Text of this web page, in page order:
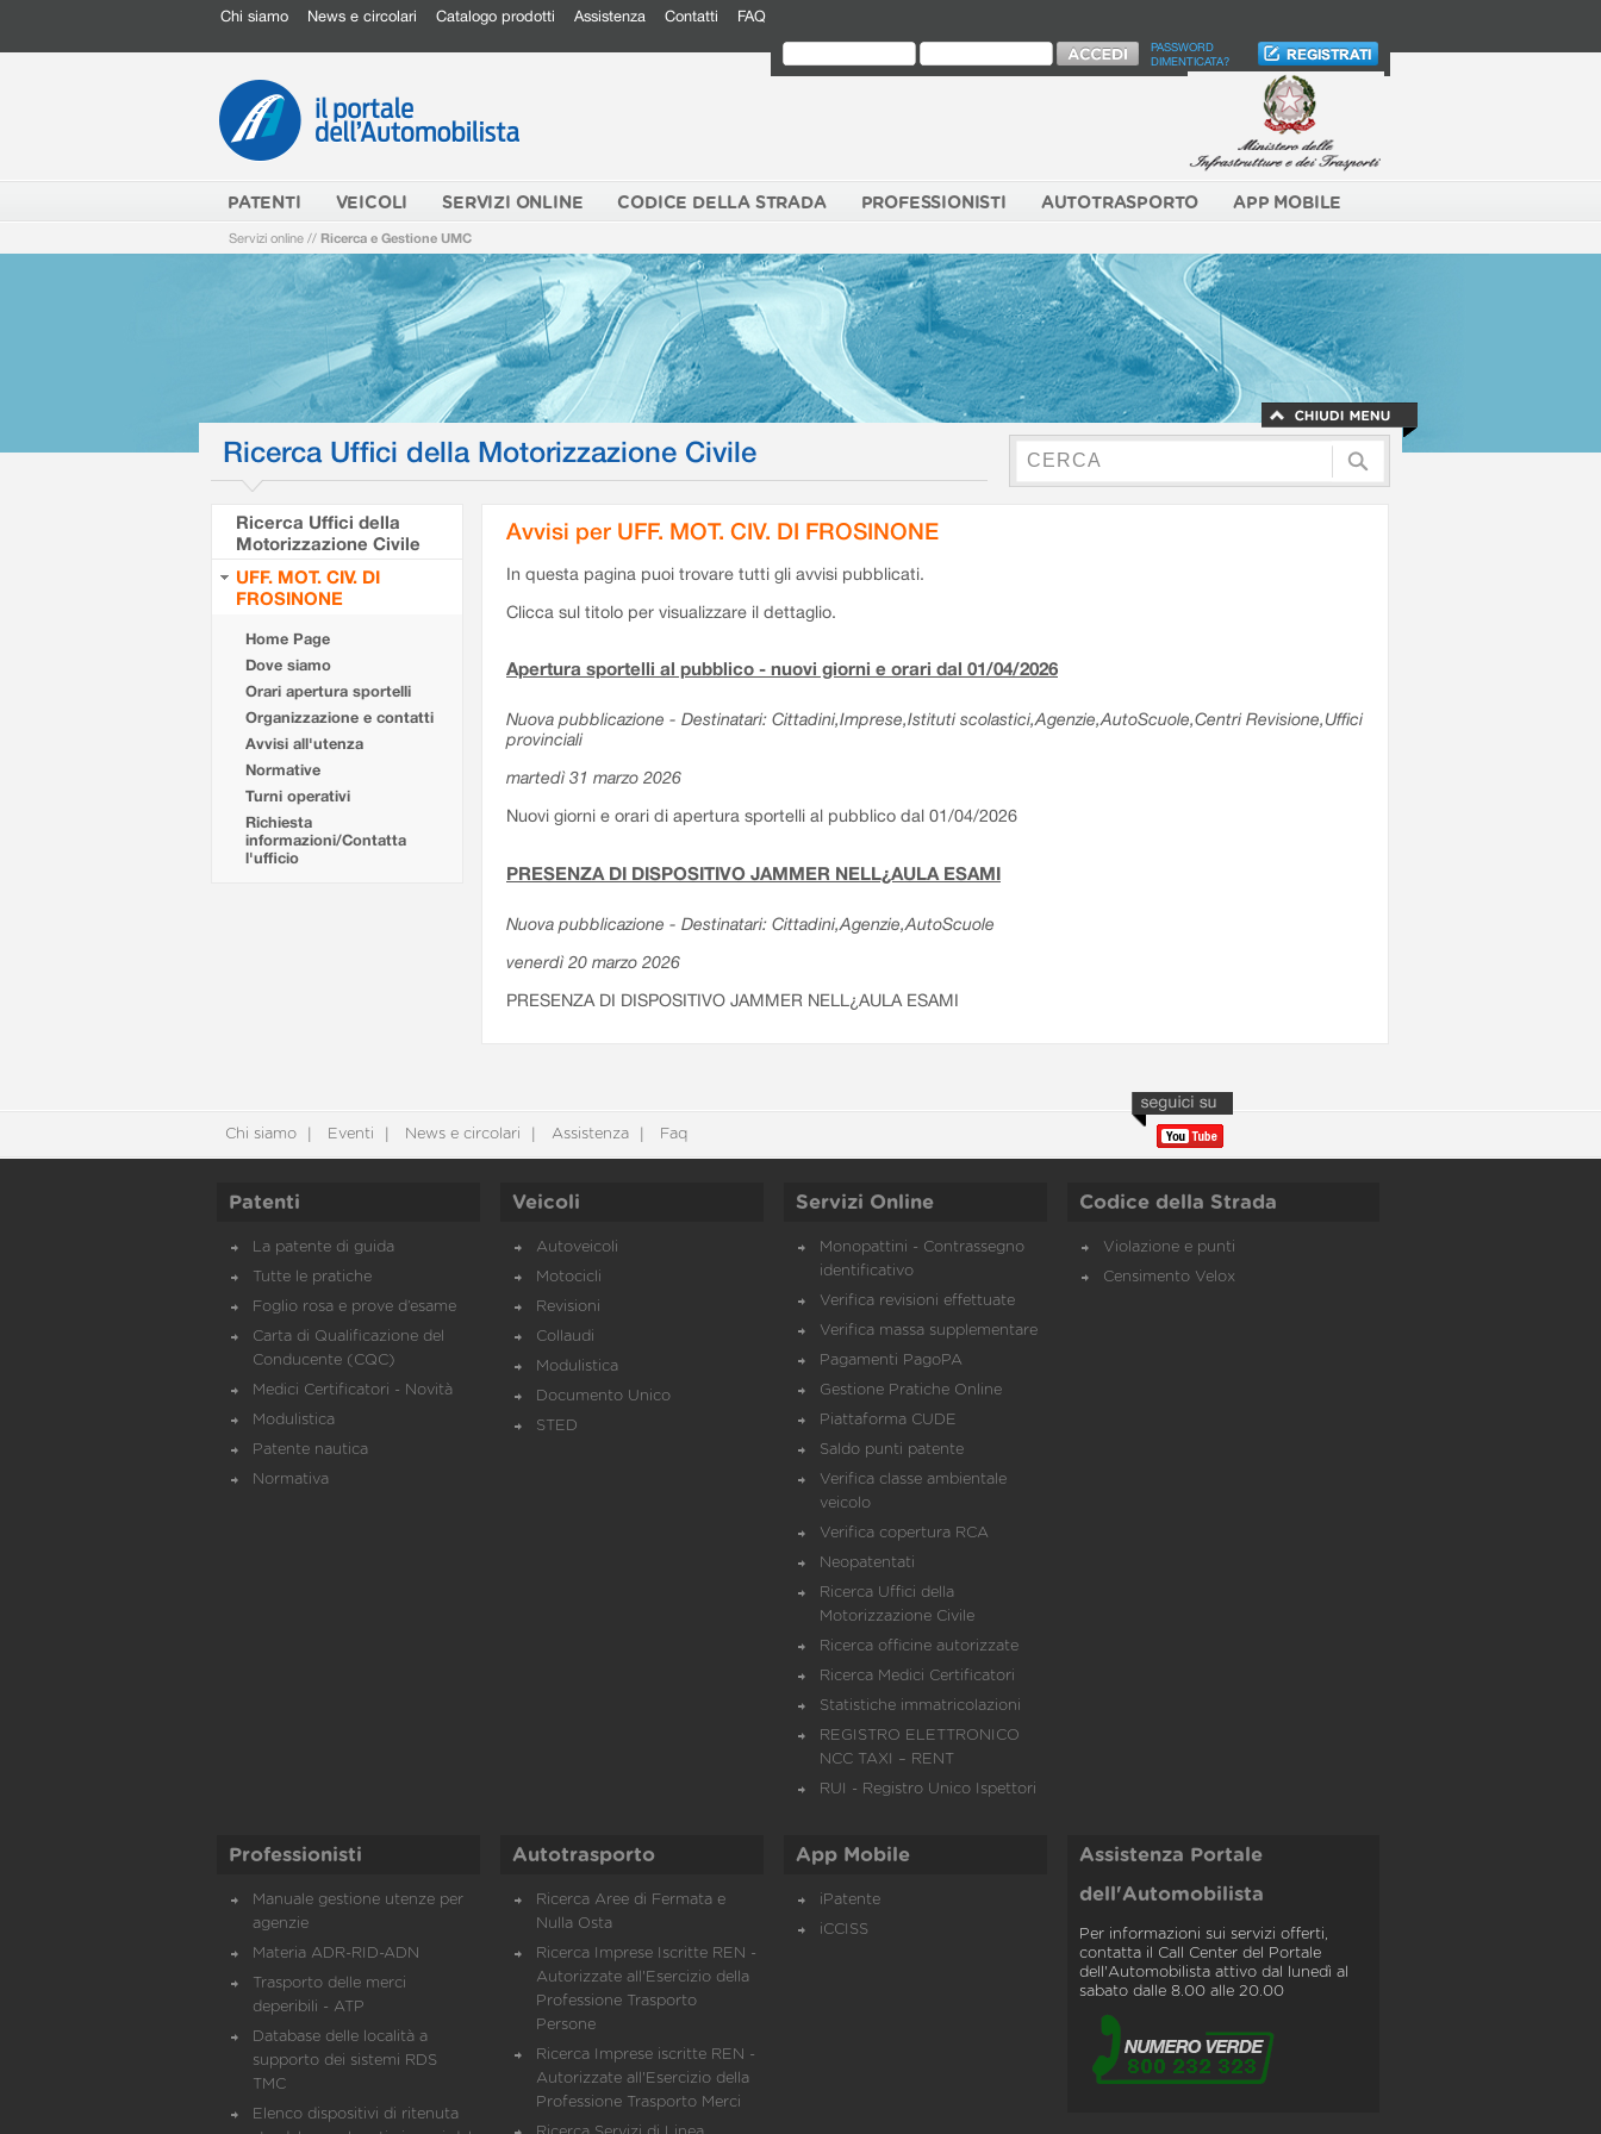
Chi siamo News e circolari Catalogo prodotti Assistenza Contatti FAQ
PASSWORD
DIMENTICATA?
PATENTI VEICOLI SERVIZI ONLINE CODICE DELLA STRADA PROFESSIONISTI AUTOTRASPORTO APP MOBILE
Servizi online // Ricerca e Gestione UMC
Ricerca Uffici della Motorizzazione Civile
Ricerca Uffici della
Motorizzazione Civile
UFF. MOT. CIV. DI
FROSINONE
Home Page
Dove siamo
Orari apertura sportelli
Organizzazione e contatti
Avvisi all'utenza
Normative
Turni operativi
Richiesta
informazioni/Contatta
l'ufficio
Avvisi per UFF. MOT. CIV. DI FROSINONE
In questa pagina puoi trovare tutti gli avvisi pubblicati.
Clicca sul titolo per visualizzare il dettaglio.
Apertura sportelli al pubblico - nuovi giorni e orari dal 01/04/2026
Nuova pubblicazione - Destinatari: Cittadini,Imprese,Istituti scolastici,Agenzie,AutoScuole,Centri Revisione,Uffici
provinciali
martedì 31 marzo 2026
Nuovi giorni e orari di apertura sportelli al pubblico dal 01/04/2026
PRESENZA DI DISPOSITIVO JAMMER NELL¿AULA ESAMI
Nuova pubblicazione - Destinatari: Cittadini,Agenzie,AutoScuole
venerdì 20 marzo 2026
PRESENZA DI DISPOSITIVO JAMMER NELL¿AULA ESAMI
Chi siamo Eventi News e circolari Assistenza Faq
Patenti
La patente di guida
Tutte le pratiche
Foglio rosa e prove d’esame
Carta di Qualificazione del
Conducente (CQC)
Medici Certificatori - Novità
Modulistica
Patente nautica
Normativa
Veicoli
Autoveicoli
Motocicli
Revisioni
Collaudi
Modulistica
Documento Unico
STED
Servizi Online
Monopattini - Contrassegno
identificativo
Verifica revisioni effettuate
Verifica massa supplementare
Pagamenti PagoPA
Gestione Pratiche Online
Piattaforma CUDE
Saldo punti patente
Verifica classe ambientale
veicolo
Verifica copertura RCA
Neopatentati
Ricerca Uffici della
Motorizzazione Civile
Ricerca officine autorizzate
Ricerca Medici Certificatori
Statistiche immatricolazioni
REGISTRO ELETTRONICO
NCC TAXI – RENT
RUI - Registro Unico Ispettori
Codice della Strada
Violazione e punti
Censimento Velox
Professionisti
Manuale gestione utenze per
agenzie
Materia ADR-RID-ADN
Trasporto delle merci
deperibili - ATP
Database delle località a
supporto dei sistemi RDS
TMC
Elenco dispositivi di ritenuta
Autotrasporto
Ricerca Aree di Fermata e
Nulla Osta
Ricerca Imprese Iscritte REN -
Autorizzate all'Esercizio della
Professione Trasporto
Persone
Ricerca Imprese iscritte REN -
Autorizzate all'Esercizio della
Professione Trasporto Merci
App Mobile
iPatente
iCCISS
Assistenza Portale
dell'Automobilista
Per informazioni sui servizi offerti,
contatta il Call Center del Portale
dell'Automobilista attivo dal lunedì al
sabato dalle 8.00 alle 20.00